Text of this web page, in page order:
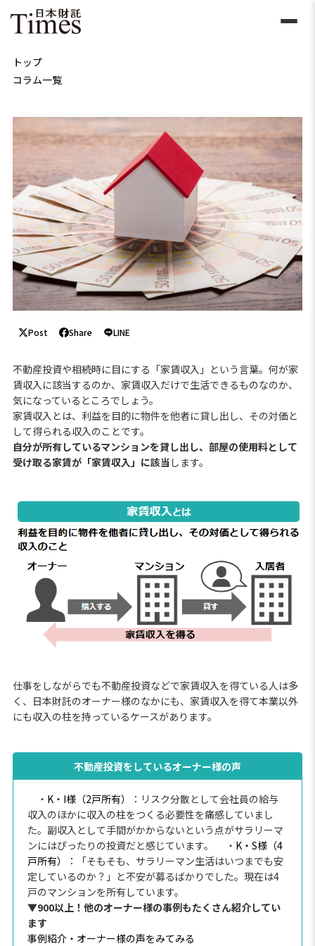
トップ
コラム一覧
Post Share LINE
不動産投資や相続時に目にする「家賃収入」という言葉。何が家
賃収入に該当するのか、家賃収入だけで生活できるものなのか、
気になっているところでしょう。
家賃収入とは、利益を目的に物件を他者に貸し出し、その対価と
して得られる収入のことです。
自分が所有しているマンションを貸し出し、部屋の使用料として
受け取る家賃が「家賃収入」に該当 します。
仕事をしながらでも不動産投資などで家賃収入を得ている人は多
く、日本財託のオーナー様のなかにも、家賃収入を得て本業以外
にも収入の柱を持っているケースがあります。
不動産投資をしているオーナー様の声
・ K・I様（2戸所有）
：リスク分散として会社員の給与
収入のほかに収入の柱をつくる必要性を痛感していまし
た。副収入として手間がかからないという点がサラリーマ
ンにはぴったりの投資だと感じています。
・ K・S様（4
戸所有）
：「そもそも、サラリーマン生活はいつまでも安
定しているのか？」と不安が募るばかりでした。現在は4
戸のマンションを所有しています。
▼900以上！他のオーナー様の事例もたくさん紹介してい
ます
事例紹介・オーナー様の声をみてみる